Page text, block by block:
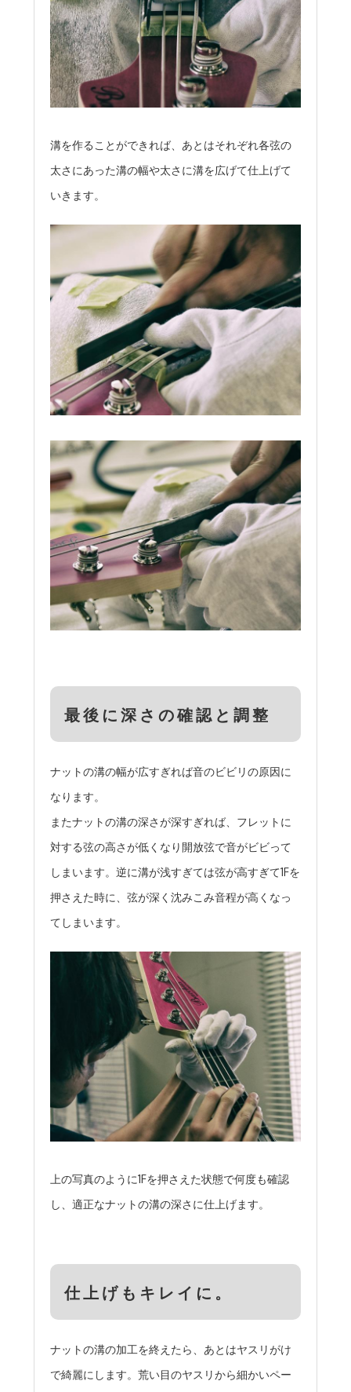
溝を作ることができれば、あとはそれぞれ各弦の
太さにあった溝の幅や太さに溝を広げて仕上げて
いきます。
最後に深さの確認と調整
ナットの溝の幅が広すぎれば音のビビリの原因に
なります。
またナットの溝の深さが深すぎれば、フレットに
対する弦の高さが低くなり開放弦で音がビビって
しまいます。逆に溝が浅すぎては弦が高すぎて1Fを
押さえた時に、弦が深く沈みこみ音程が高くなっ
てしまいます。
上の写真のように1Fを押さえた状態で何度も確認
し、適正なナットの溝の深さに仕上げます。
仕上げもキレイに。
ナットの溝の加工を終えたら、あとはヤスリがけ
で綺麗にします。荒い目のヤスリから細かいペー